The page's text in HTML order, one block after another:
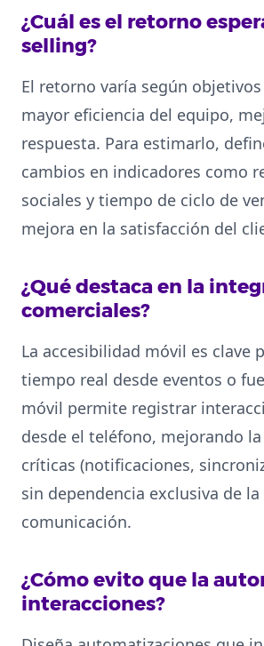
¿Cuál es el retorno
selling?
El retorno varía según
mayor eficiencia del equipo,
respuesta. Para estimarlo,
cambios en indicadores como
sociales y tiempo de ciclo de
mejora en la satisfacción del
¿Qué destaca en la
comerciales?
La accesibilidad móvil es clave
tiempo real desde eventos o
móvil permite registrar
desde el teléfono, mejorando
críticas (notificaciones,
sin dependencia exclusiva de
comunicación.
¿Cómo evito que la
interacciones?